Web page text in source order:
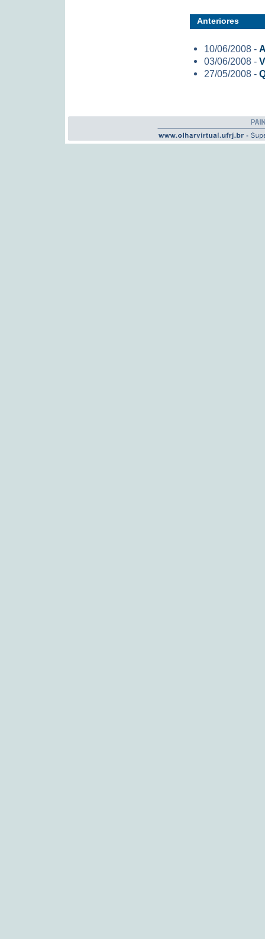
Anteriores
10/06/2008 -
03/06/2008 -
27/05/2008 -